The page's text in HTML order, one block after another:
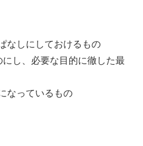
なしにしておけるもの
にし、必要な目的に徹した最
なっているもの